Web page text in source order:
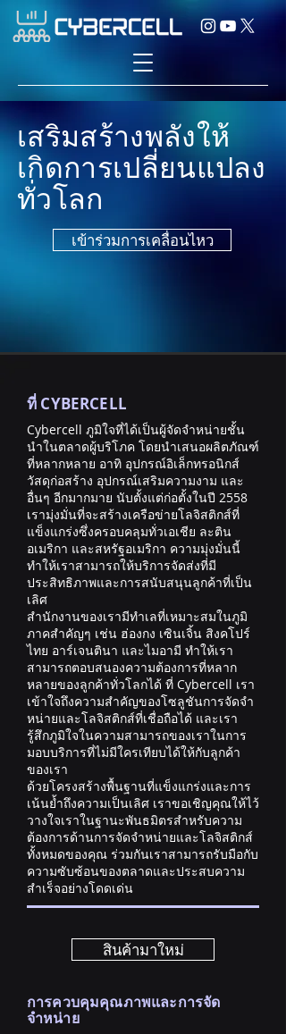
เสริมสร้างพลังให้
เกิดการเปลี่ยนแปลง
ทั่วโลก
เข้าร่วมการเคลื่อนไหว
ที่ CYBERCELL
Cybercell ภูมิใจที่ได้เป็นผู้จัดจำหน่ายชั้น
นำในตลาดผู้บริโภค โดยนำเสนอผลิตภัณฑ์
ที่หลากหลาย อาทิ อุปกรณ์อิเล็กทรอนิกส์
วัสดุก่อสร้าง อุปกรณ์เสริมความงาม และ
อื่นๆ อีกมากมาย นับตั้งแต่ก่อตั้งในปี 2558
เรามุ่งมั่นที่จะสร้างเครือข่ายโลจิสติกส์ที่
แข็งแกร่งซึ่งครอบคลุมทั่วเอเชีย ละติน
อเมริกา และสหรัฐอเมริกา ความมุ่งมั่นนี้
ทำให้เราสามารถให้บริการจัดส่งที่มี
ประสิทธิภาพและการสนับสนุนลูกค้าที่เป็น
เลิศ
สำนักงานของเรามีทำเลที่เหมาะสมในภูมิ
ภาคสำคัญๆ เช่น ฮ่องกง เซินเจิ้น สิงคโปร์
ไทย อาร์เจนตินา และไมอามี ทำให้เรา
สามารถตอบสนองความต้องการที่หลาก
หลายของลูกค้าทั่วโลกได้ ที่ Cybercell เรา
เข้าใจถึงความสำคัญของโซลูชันการจัดจำ
หน่ายและโลจิสติกส์ที่เชื่อถือได้ และเรา
รู้สึกภูมิใจในความสามารถของเราในการ
มอบบริการที่ไม่มีใครเทียบได้ให้กับลูกค้า
ของเรา
ด้วยโครงสร้างพื้นฐานที่แข็งแกร่งและการ
เน้นย้ำถึงความเป็นเลิศ เราขอเชิญคุณให้ไว้
วางใจเราในฐานะพันธมิตรสำหรับความ
ต้องการด้านการจัดจำหน่ายและโลจิสติกส์
ทั้งหมดของคุณ ร่วมกันเราสามารถรับมือกับ
ความซับซ้อนของตลาดและประสบความ
สำเร็จอย่างโดดเด่น
สินค้ามาใหม่
การควบคุมคุณภาพและการจัด
จำหน่าย